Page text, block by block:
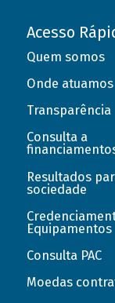
Acesso
Quem somos
Onde atuamos
Transparência
Consulta a
Resultados
sociedade
Equipamentos
Consulta PAC
Moedas